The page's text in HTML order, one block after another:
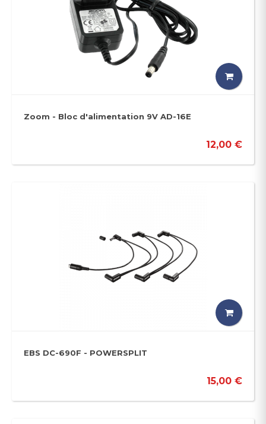
Zoom - Bloc d'alimentation 9V AD-16E
12,00 €
EBS DC-690F - POWERSPLIT
15,00 €